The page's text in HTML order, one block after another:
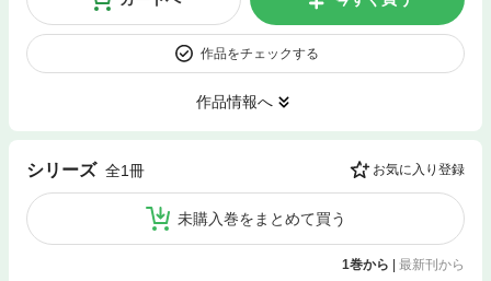
作品をチェックする
作品情報へ
シリーズ 全1冊 お気に入り登録
未購入巻をまとめて買う
1巻から | 最新刊から